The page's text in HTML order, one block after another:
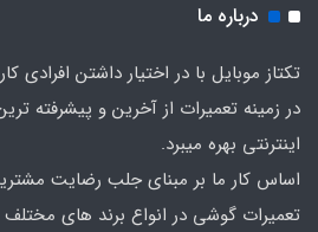
درباره ما
تکتاز موبایل با در اختیار داشتن افرادی
در زمینه تعمیرات از آخرین و پیشرفته
اینترنتی بهره میبرد.
اساس کار ما بر مبنای جلب رضایت
تعمیرات گوشی در انواع برند های